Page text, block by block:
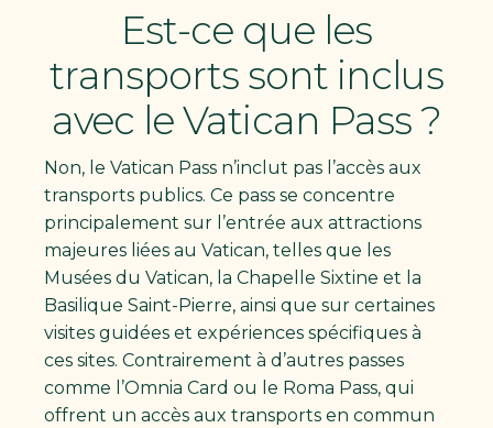
Est-ce que les
transports sont inclus
avec le Vatican Pass ?
Non, le Vatican Pass n’inclut pas l’accès aux
transports publics. Ce pass se concentre
principalement sur l’entrée aux attractions
majeures liées au Vatican, telles que les
Musées du Vatican, la Chapelle Sixtine et la
Basilique Saint-Pierre, ainsi que sur certaines
visites guidées et expériences spécifiques à
ces sites. Contrairement à d’autres passes
comme l’Omnia Card ou le Roma Pass, qui
offrent un accès aux transports en commun